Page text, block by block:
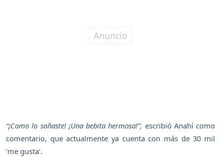
“¡Como lo soñaste! ¡Una bebita hermosa!”, escribió Anahí como
comentario, que actualmente ya cuenta con más de 30 mil
‘me gusta’.